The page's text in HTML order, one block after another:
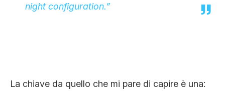
night configuration.”
La chiave da quello che mi pare di capire è una: